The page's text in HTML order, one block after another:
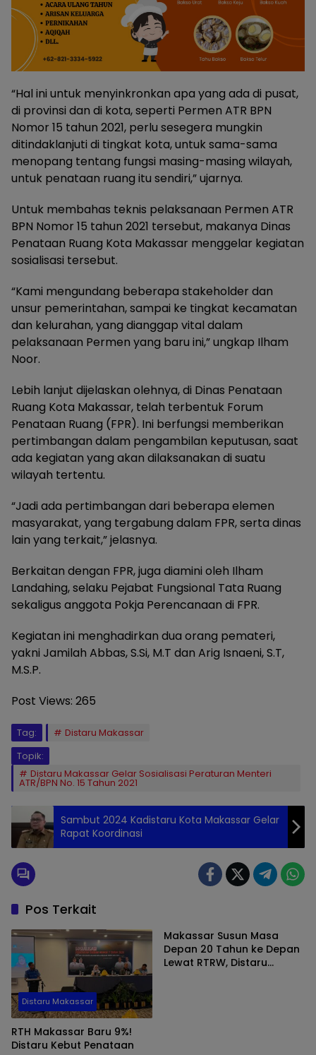
“Hal ini untuk menyinkronkan apa yang ada di pusat,
di provinsi dan di kota, seperti Permen ATR BPN
Nomor 15 tahun 2021, perlu sesegera mungkin
ditindaklanjuti di tingkat kota, untuk sama-sama
menopang tentang fungsi masing-masing wilayah,
untuk penataan ruang itu sendiri,” ujarnya.
Untuk membahas teknis pelaksanaan Permen ATR
BPN Nomor 15 tahun 2021 tersebut, makanya Dinas
Penataan Ruang Kota Makassar menggelar kegiatan
sosialisasi tersebut.
“Kami mengundang beberapa stakeholder dan
unsur pemerintahan, sampai ke tingkat kecamatan
dan kelurahan, yang dianggap vital dalam
pelaksanaan Permen yang baru ini,” ungkap Ilham
Noor.
Lebih lanjut dijelaskan olehnya, di Dinas Penataan
Ruang Kota Makassar, telah terbentuk Forum
Penataan Ruang (FPR). Ini berfungsi memberikan
pertimbangan dalam pengambilan keputusan, saat
ada kegiatan yang akan dilaksanakan di suatu
wilayah tertentu.
“Jadi ada pertimbangan dari beberapa elemen
masyarakat, yang tergabung dalam FPR, serta dinas
lain yang terkait,” jelasnya.
Berkaitan dengan FPR, juga diamini oleh Ilham
Landahing, selaku Pejabat Fungsional Tata Ruang
sekaligus anggota Pokja Perencanaan di FPR.
Kegiatan ini menghadirkan dua orang pemateri,
yakni Jamilah Abbas, S.Si, M.T dan Arig Isnaeni, S.T,
M.S.P.
Post Views: 265
Tag:
Distaru Makassar
Topik:
Distaru Makassar Gelar Sosialisasi Peraturan Menteri
ATR/BPN No. 15 Tahun 2021
Sambut 2024 Kadistaru Kota Makassar Gelar
Rapat Koordinasi
Pos Terkait
Distaru Makassar
RTH Makassar Baru 9%!
Distaru Kebut Penataan
Makassar Susun Masa
Depan 20 Tahun ke Depan
Lewat RTRW, Distaru